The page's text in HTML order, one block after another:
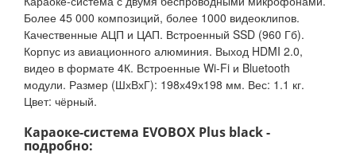
Более 45 000 композиций, более 1000 видеоклипов.
Качественные АЦП и ЦАП. Встроенный SSD (960 Гб).
Корпус из авиационного алюминия. Выход HDMI 2.0,
видео в формате 4К. Встроенные Wi-Fi и Bluetooth
модули. Размер (ШхВхГ): 198х49х198 мм. Вес: 1.1 кг.
Цвет: чёрный.
Караоке-система EVOBOX Plus black -
подробно: